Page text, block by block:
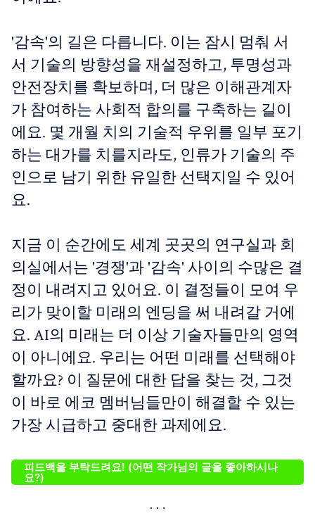
'감속'의 길은 다릅니다. 이는 잠시 멈춰 서
서 기술의 방향성을 재설정하고, 투명성과
안전장치를 확보하며, 더 많은 이해관계자
가 참여하는 사회적 합의를 구축하는 길이
에요. 몇 개월 치의 기술적 우위를 일부 포기
하는 대가를 치를지라도, 인류가 기술의 주
인으로 남기 위한 유일한 선택지일 수 있어
요.
지금 이 순간에도 세계 곳곳의 연구실과 회
의실에서는 '경쟁'과 '감속' 사이의 수많은 결
정이 내려지고 있어요. 이 결정들이 모여 우
리가 맞이할 미래의 엔딩을 써 내려갈 거에
요. AI의 미래는 더 이상 기술자들만의 영역
이 아니에요. 우리는 어떤 미래를 선택해야
할까요? 이 질문에 대한 답을 찾는 것, 그것
이 바로 에코 멤버님들만이 해결할 수 있는
가장 시급하고 중대한 과제에요.
피드백을 부탁드려요! (어떤 작가님의 글을 좋아하시나
요?)